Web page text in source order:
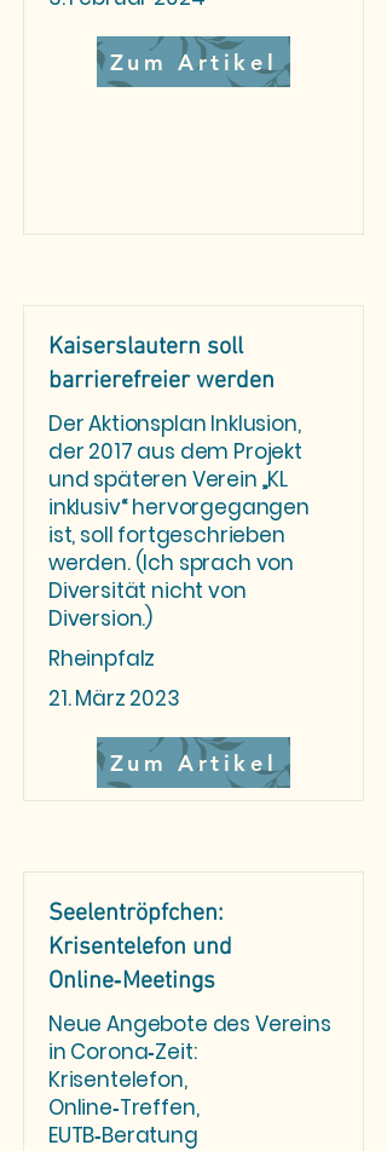
Zum Artikel
Kaiserslautern soll
barrierefreier werden
Der Aktionsplan Inklusion,
der 2017 aus dem Projekt
und späteren Verein „KL
inklusiv“ hervorgegangen
ist, soll fortgeschrieben
werden. (Ich sprach von
Diversität nicht von
Diversion.)
Rheinpfalz
21. März 2023
Zum Artikel
Seelentröpfchen:
Krisentelefon und
Online‑Meetings
Neue Angebote des Vereins
in Corona‑Zeit:
Krisentelefon,
Online‑Treffen,
EUTB‑Beratung